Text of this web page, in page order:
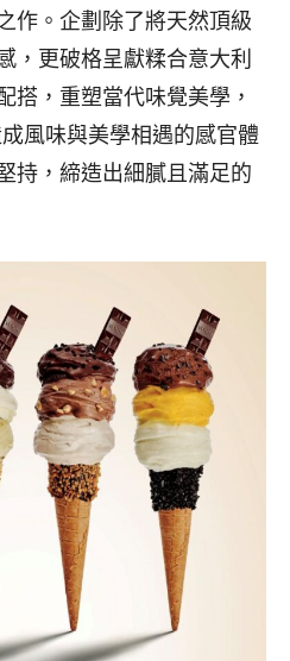
作。企劃除了將天然頂級
，更破格呈獻糅合意大利
搭，重塑當代味覺美學，
風味與美學相遇的感官體
持，締造出細膩且滿足的